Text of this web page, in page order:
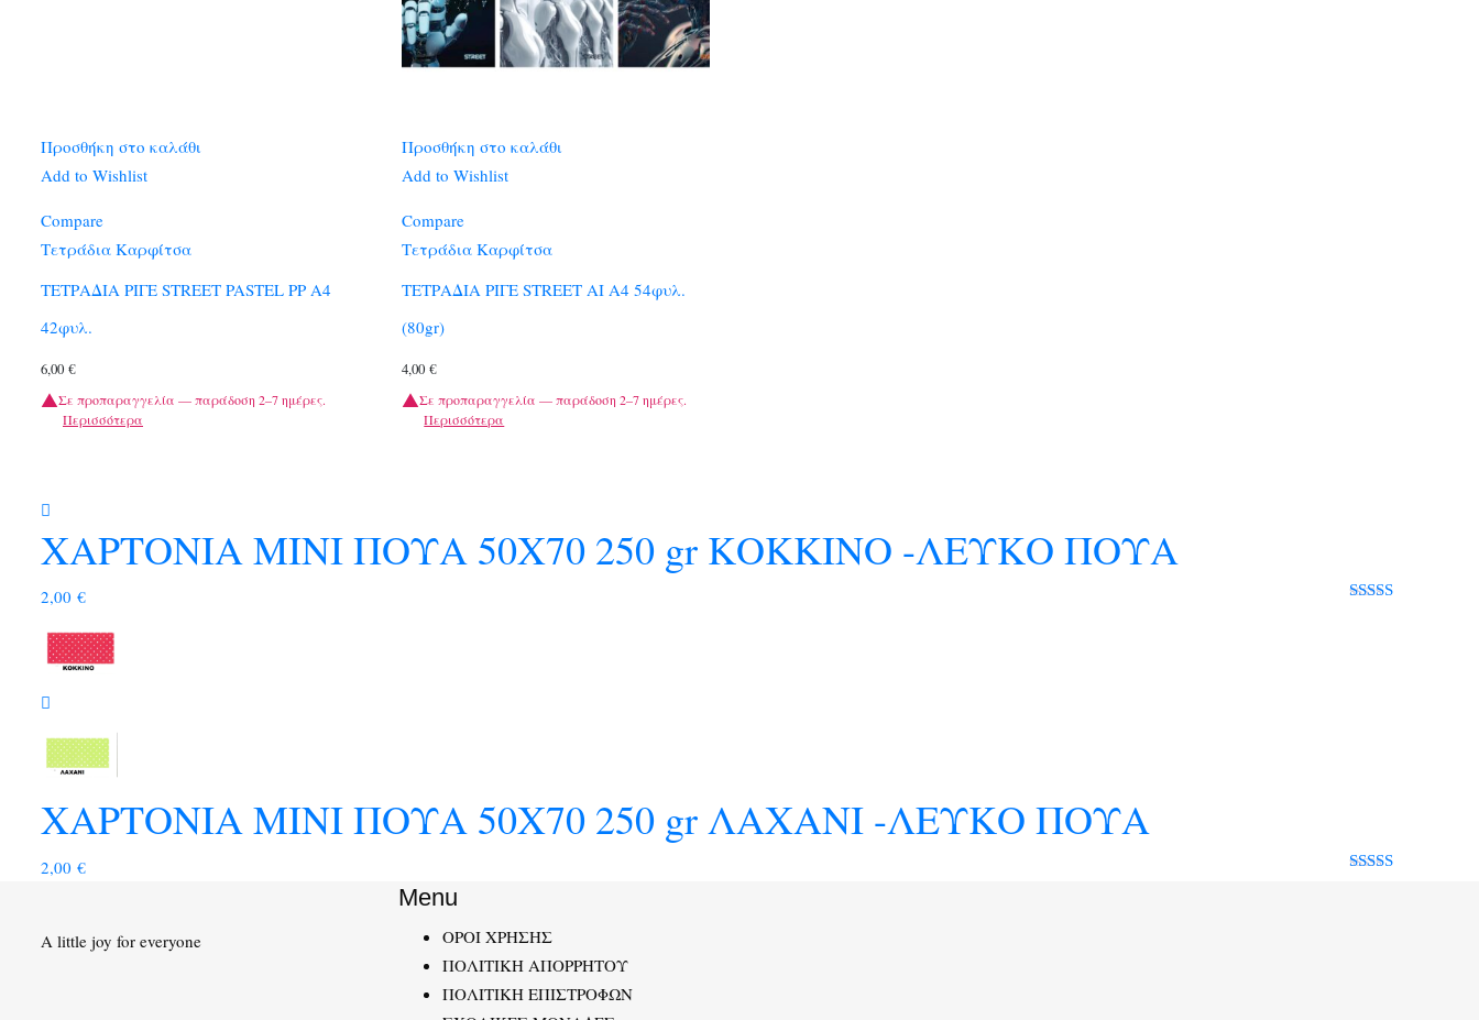
Προσθήκη στο καλάθι
Add to Wishlist
Compare
Τετράδια Καρφίτσα
ΤΕΤΡΑΔΙΑ ΡΙΓΕ STREET PASTEL PP A4
42φυλ.
6,00 €
Σε προπαραγγελία — παράδοση 2–7 ημέρες.
Περισσότερα
Προσθήκη στο καλάθι
Add to Wishlist
Compare
Τετράδια Καρφίτσα
ΤΕΤΡΑΔΙΑ ΡΙΓΕ STREET AI A4 54φυλ.
(80gr)
4,00€
Σε προπαραγγελία — παράδοση 2–7 ημέρες.
Περισσότερα
ΧΑΡΤΟΝΙΑ ΜΙΝΙ ΠΟΥΑ 50Χ70 250 gr ΚΟΚΚΙΝΟ -ΛΕΥΚΟ ΠΟΥΑ
2,00 €
ΧΑΡΤΟΝΙΑ ΜΙΝΙ ΠΟΥΑ 50Χ70 250 gr ΛΑΧΑΝΙ -ΛΕΥΚΟ ΠΟΥΑ
2,00 €
A little joy for everyone
Menu
ΟΡΟΙ ΧΡΗΣΗΣ
ΠΟΛΙΤΙΚΗ ΑΠΟΡΡΗΤΟΥ
ΠΟΛΙΤΙΚΗ ΕΠΙΣΤΡΟΦΩΝ